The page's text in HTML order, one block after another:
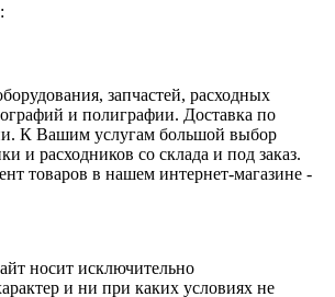
запчастей, расходных
и полиграфии. Доставка по
К Вашим услугам большой выбор
и расходников со склада и под заказ.
товаров в нашем интернет-магазине -
носит исключительно
и ни при каких условиях не